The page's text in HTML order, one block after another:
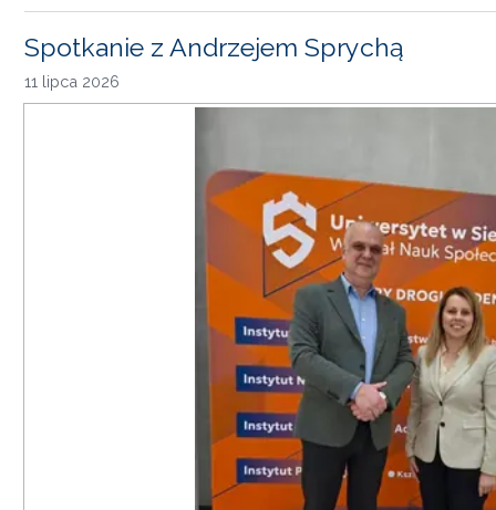
Spotkanie z Andrzejem Sprychą
11 lipca 2026